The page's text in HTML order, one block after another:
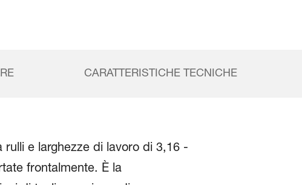
CARATTERISTICHE TECNICHE
e larghezze di lavoro di 3,16 -
frontalmente. È la